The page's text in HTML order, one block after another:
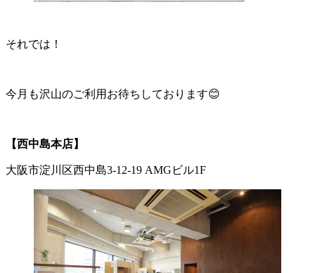
それでは！
今月も沢山のご利用お待ちしております😊
【西中島本店】
大阪市淀川区西中島3-12-19 AMGビル1F